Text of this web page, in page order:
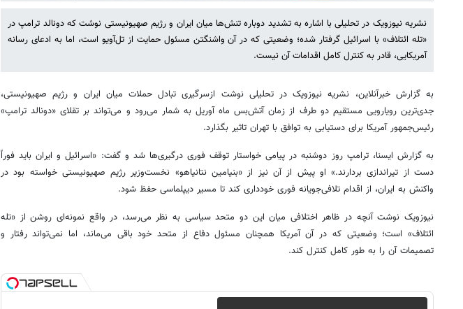
نشریه نیوزویک در تحلیلی با اشاره به تشدید دوباره تنش‌ها میان ایران و رژیم صهیونیستی نوشت که دونالد ترامپ در
«تله ائتلاف» با اسرائیل گرفتار شده؛ وضعیتی که در آن واشنگتن مسئول حمایت از تل‌آویو است، اما به ادعای رسانه
آمریکایی، قادر به کنترل کامل اقدامات آن نیست.
به گزارش خبرآنلاین، نشریه نیوزویک در تحلیلی نوشت ازسرگیری تبادل حملات میان ایران و رژیم صهیونیستی،
جدی‌ترین رویارویی مستقیم دو طرف از زمان آتش‌بس ماه آوریل به شمار می‌رود و می‌تواند بر تقلای «دونالد ترامپ»
رئیس‌جمهور آمریکا برای دستیابی به توافق با تهران تاثیر بگذارد.
به گزارش ایسنا، ترامپ روز دوشنبه در پیامی خواستار توقف فوری درگیری‌ها شد و گفت: «اسرائیل و ایران باید فوراً
دست از تیراندازی بردارند.» او پیش از آن نیز از «بنیامین نتانیاهو» نخست‌وزیر رژیم صهیونیستی خواسته بود در
واکنش به ایران، از اقدام تلافی‌جویانه فوری خودداری کند تا مسیر دیپلماسی حفظ شود.
نیوزویک نوشت آنچه در ظاهر اختلافی میان این دو متحد سیاسی به نظر می‌رسد، در واقع نمونه‌ای روشن از «تله
ائتلاف» است؛ وضعیتی که در آن آمریکا همچنان مسئول دفاع از متحد خود باقی می‌ماند، اما نمی‌تواند رفتار و
تصمیمات آن را به طور کامل کنترل کند.